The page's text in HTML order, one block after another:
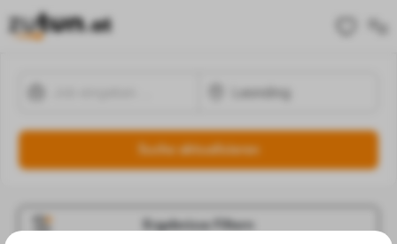
Suche aktualisieren
Ergebnisse Filtern